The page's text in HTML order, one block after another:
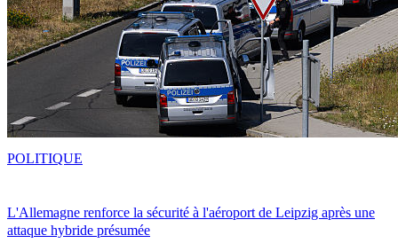
L'Allemagne renforce la sécurité à l'aéroport de Leipzig après une
attaque hybride présumée
POLITIQUE